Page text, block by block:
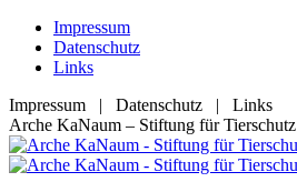
Zum
Inhalt
springen
Impressum
Datenschutz
Links
Impressum | Datenschutz | Links
Facebook
page
opens
YouTube
page
opens
RSS
page
opens
E-
Mail
page
Arche KaNaum – Stiftung für Tierschutz